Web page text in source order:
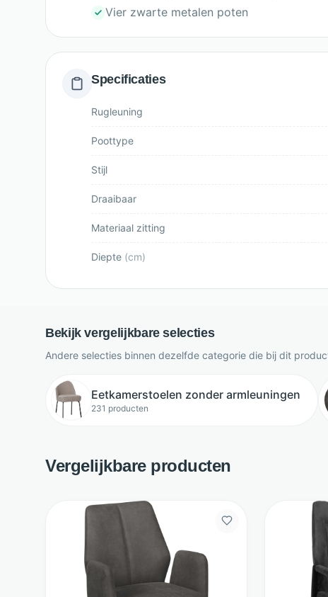
Vier zwarte metalen poten
Specificaties
Rugleuning
Poottype
Stijl
Draaibaar
Materiaal zitting
Diepte (cm)
Bekijk vergelijkbare selecties
Andere selecties binnen dezelfde categorie die bij dit
Eetkamerstoelen zonder armleuningen
231 producten
Vergelijkbare producten